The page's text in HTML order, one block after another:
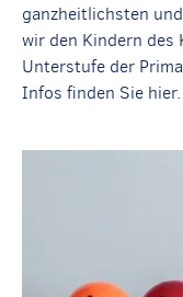
ganzheitlichsten
wir den Kindern des
Unterstufe der
Infos finden Sie hier.